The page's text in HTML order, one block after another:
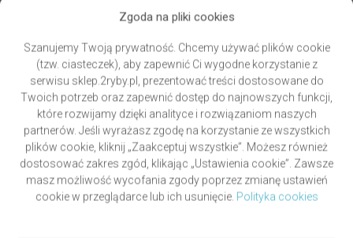
Zgoda na pliki cookies
Szanujemy Twoją prywatność. Chcemy używać plików cookie
(tzw. ciasteczek), aby zapewnić Ci wygodne korzystanie z
serwisu sklep.2ryby.pl, prezentować treści dostosowane do
Twoich potrzeb oraz zapewnić dostęp do najnowszych funkcji,
które rozwijamy dzięki analityce i rozwiązaniom naszych
partnerów. Jeśli wyrażasz zgodę na korzystanie ze wszystkich
plików cookie, kliknij „Zaakceptuj wszystkie”. Możesz również
dostosować zakres zgód, klikając „Ustawienia cookie”. Zawsze
masz możliwość wycofania zgody poprzez zmianę ustawień
cookie w przeglądarce lub ich usunięcie. Polityka cookies